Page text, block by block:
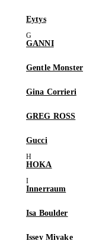
Eytys
GANNI
Gentle Monster
Gina Corrieri
GREG ROSS
Gucci
HOKA
Innerraum
Isa Boulder
Issey Miyake